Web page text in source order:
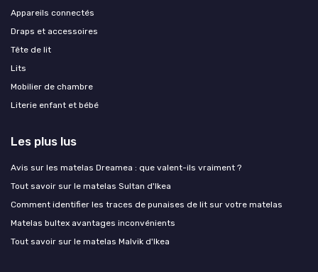
Appareils connectés
Draps et accessoires
Tête de lit
Lits
Mobilier de chambre
Literie enfant et bébé
Les plus lus
Avis sur les matelas Dreamea : que valent-ils vraiment ?
Tout savoir sur le matelas Sultan d'Ikea
Comment identifier les traces de punaises de lit sur votre matelas
Matelas bultex avantages inconvénients
Tout savoir sur le matelas Malvik d'Ikea